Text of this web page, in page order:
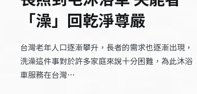
「澡」回乾淨尊嚴
台灣老年人口逐漸攀升，長者的需求也逐漸出現，
洗澡這件事對於許多家庭來說十分困難，為此沐浴
車服務在台灣…